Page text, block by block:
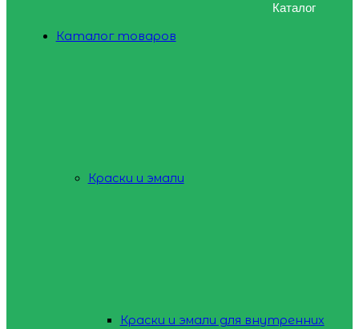
Каталог
Каталог товаров
Краски и эмали
Краски и эмали для внутренних